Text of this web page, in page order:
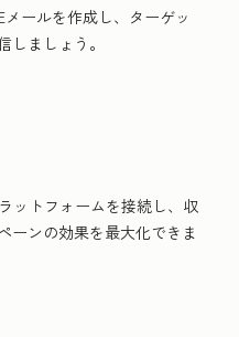
ールを作成し、ターゲッ
しましょう。
ットフォームを接続し、収
ーンの効果を最大化できま